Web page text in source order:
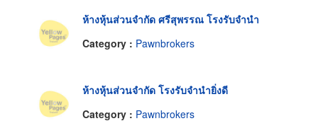
ห้างหุ้นส่วนจำกัด ศรีสุพรรณ โรงรับจำนำ
Category : Pawnbrokers
ห้างหุ้นส่วนจำกัด โรงรับจำนำยิ่งดี
Category : Pawnbrokers